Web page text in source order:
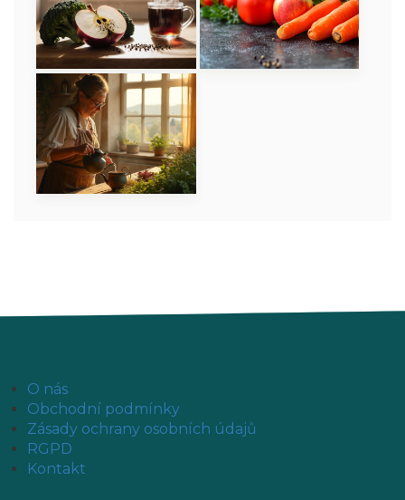
O nás
Obchodní podmínky
Zásady ochrany osobních údajů
RGPD
Kontakt